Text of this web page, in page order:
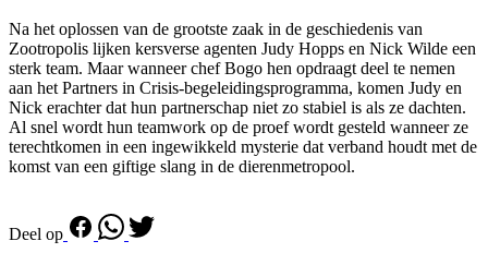
Na het oplossen van de grootste zaak in de geschiedenis van
Zootropolis lijken kersverse agenten Judy Hopps en Nick Wilde een
sterk team. Maar wanneer chef Bogo hen opdraagt deel te nemen
aan het Partners in Crisis-begeleidingsprogramma, komen Judy en
Nick erachter dat hun partnerschap niet zo stabiel is als ze dachten.
Al snel wordt hun teamwork op de proef wordt gesteld wanneer ze
terechtkomen in een ingewikkeld mysterie dat verband houdt met de
komst van een giftige slang in de dierenmetropool.
Deel op